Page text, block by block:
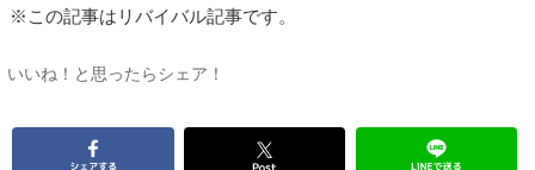
※この記事はリバイバル記事です。
いいね！と思ったらシェア！